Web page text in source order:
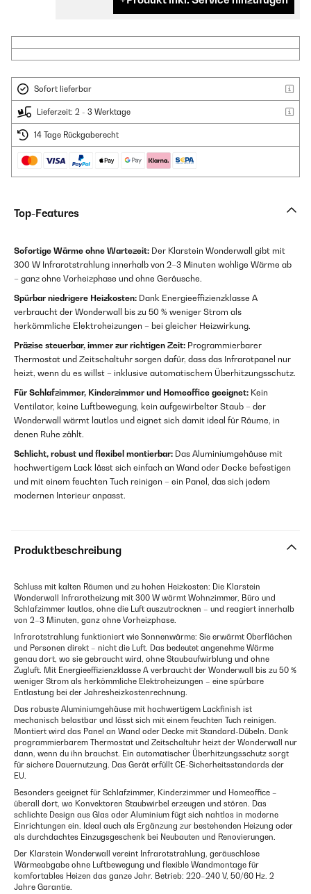
Sofort lieferbar
Lieferzeit: 2 - 3 Werktage
14 Tage Rückgaberecht
Top-Features
Sofortige Wärme ohne Wartezeit: Der Klarstein Wonderwall gibt mit
300 W Infrarotstrahlung innerhalb von 2–3 Minuten wohlige Wärme ab
– ganz ohne Vorheizphase und ohne Geräusche.
Spürbar niedrigere Heizkosten: Dank Energieeffizienzklasse A
verbraucht der Wonderwall bis zu 50 % weniger Strom als
herkömmliche Elektroheizungen – bei gleicher Heizwirkung.
Präzise steuerbar, immer zur richtigen Zeit: Programmierbarer
Thermostat und Zeitschaltuhr sorgen dafür, dass das Infrarotpanel nur
heizt, wenn du es willst – inklusive automatischem Überhitzungsschutz.
Für Schlafzimmer, Kinderzimmer und Homeoffice geeignet: Kein
Ventilator, keine Luftbewegung, kein aufgewirbelter Staub – der
Wonderwall wärmt lautlos und eignet sich damit ideal für Räume, in
denen Ruhe zählt.
Schlicht, robust und flexibel montierbar: Das Aluminiumgehäuse mit
hochwertigem Lack lässt sich einfach an Wand oder Decke befestigen
und mit einem feuchten Tuch reinigen – ein Panel, das sich jedem
modernen Interieur anpasst.
Produktbeschreibung
Schluss mit kalten Räumen und zu hohen Heizkosten: Die Klarstein
Wonderwall Infrarotheizung mit 300 W wärmt Wohnzimmer, Büro und
Schlafzimmer lautlos, ohne die Luft auszutrocknen – und reagiert innerhalb
von 2–3 Minuten, ganz ohne Vorheizphase.
Infrarotstrahlung funktioniert wie Sonnenwärme: Sie erwärmt Oberflächen
und Personen direkt – nicht die Luft. Das bedeutet angenehme Wärme
genau dort, wo sie gebraucht wird, ohne Staubaufwirblung und ohne
Zugluft. Mit Energieeffizienzklasse A verbraucht der Wonderwall bis zu 50 %
weniger Strom als herkömmliche Elektroheizungen – eine spürbare
Entlastung bei der Jahresheizkostenrechnung.
Das robuste Aluminiumgehäuse mit hochwertigem Lackfinish ist
mechanisch belastbar und lässt sich mit einem feuchten Tuch reinigen.
Montiert wird das Panel an Wand oder Decke mit Standard-Dübeln. Dank
programmierbarem Thermostat und Zeitschaltuhr heizt der Wonderwall nur
dann, wenn du ihn brauchst. Ein automatischer Überhitzungsschutz sorgt
für sichere Dauernutzung. Das Gerät erfüllt CE-Sicherheitsstandards der
EU.
Besonders geeignet für Schlafzimmer, Kinderzimmer und Homeoffice –
überall dort, wo Konvektoren Staubwirbel erzeugen und stören. Das
schlichte Design aus Glas oder Aluminium fügt sich nahtlos in moderne
Einrichtungen ein. Ideal auch als Ergänzung zur bestehenden Heizung oder
als durchdachtes Einzugsgeschenk bei Neubauten und Renovierungen.
Der Klarstein Wonderwall vereint Infrarotstrahlung, geräuschlose
Wärmeabgabe ohne Luftbewegung und flexible Wandmontage für
komfortables Heizen das ganze Jahr. Betrieb: 220–240 V, 50/60 Hz. 2
Jahre Garantie.